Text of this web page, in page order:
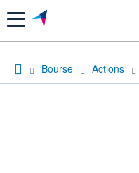
Menu
Bourse Actions